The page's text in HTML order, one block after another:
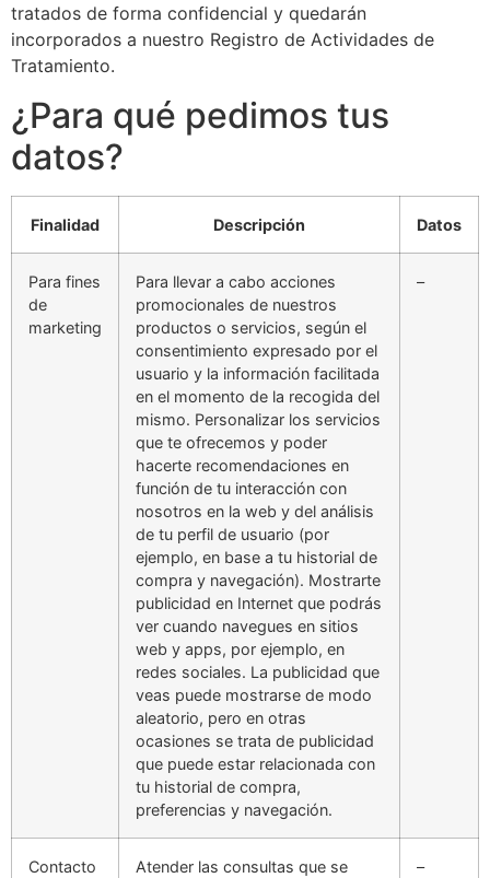
tratados de forma confidencial y quedarán
incorporados a nuestro Registro de Actividades de
Tratamiento.
¿Para qué pedimos tus
datos?
Finalidad Descripción Datos
Para fines
de
marketing
Para llevar a cabo acciones
promocionales de nuestros
productos o servicios, según el
consentimiento expresado por el
usuario y la información facilitada
en el momento de la recogida del
mismo. Personalizar los servicios
que te ofrecemos y poder
hacerte recomendaciones en
función de tu interacción con
nosotros en la web y del análisis
de tu perfil de usuario (por
ejemplo, en base a tu historial de
compra y navegación). Mostrarte
publicidad en Internet que podrás
ver cuando navegues en sitios
web y apps, por ejemplo, en
redes sociales. La publicidad que
veas puede mostrarse de modo
aleatorio, pero en otras
ocasiones se trata de publicidad
que puede estar relacionada con
tu historial de compra,
preferencias y navegación.
–
Contacto
Atender las consultas que se
–